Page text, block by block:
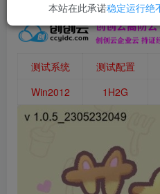
测试系统 测试配置
Win2012
1H2G
本站在此承诺稳定运行绝